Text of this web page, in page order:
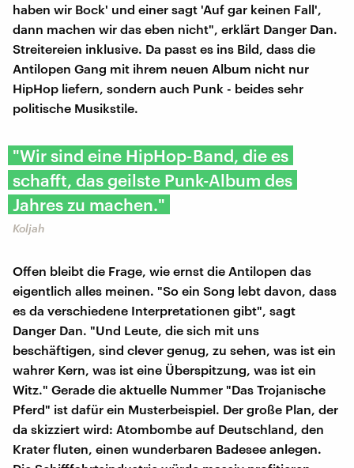
haben wir Bock' und einer sagt 'Auf gar keinen Fall',
dann machen wir das eben nicht", erklärt Danger Dan.
Streitereien inklusive. Da passt es ins Bild, dass die
Antilopen Gang mit ihrem neuen Album nicht nur
HipHop liefern, sondern auch Punk - beides sehr
politische Musikstile.
"Wir sind eine HipHop-Band, die es
schafft, das geilste Punk-Album des
Jahres zu machen."
Koljah
Offen bleibt die Frage, wie ernst die Antilopen das
eigentlich alles meinen. "So ein Song lebt davon, dass
es da verschiedene Interpretationen gibt", sagt
Danger Dan. "Und Leute, die sich mit uns
beschäftigen, sind clever genug, zu sehen, was ist ein
wahrer Kern, was ist eine Überspitzung, was ist ein
Witz." Gerade die aktuelle Nummer "Das Trojanische
Pferd" ist dafür ein Musterbeispiel. Der große Plan, der
da skizziert wird: Atombombe auf Deutschland, den
Krater fluten, einen wunderbaren Badesee anlegen.